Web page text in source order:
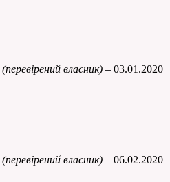
(перевірений власник) – 03.01.2020
(перевірений власник) – 06.02.2020